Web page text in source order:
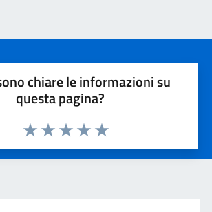
chiare le informazioni su
questa pagina?
Valuta 5 stelle su 5
Valuta 4 stelle su 5
Valuta 3 stelle su 5
Valuta 2 stelle su 5
Valuta 1 stelle su 5